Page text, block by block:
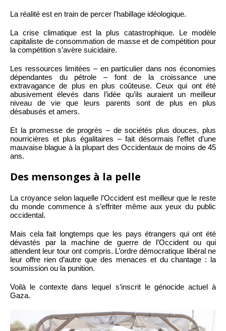
La réalité est en train de percer l’habillage idéologique.
La crise climatique est la plus catastrophique. Le modèle
capitaliste de consommation de masse et de compétition pour
la compétition s’avère suicidaire.
Les ressources limitées – en particulier dans nos économies
dépendantes du pétrole – font de la croissance une
extravagance de plus en plus coûteuse. Ceux qui ont été
abusivement élevés dans l’idée qu’ils auraient un meilleur
niveau de vie que leurs parents sont de plus en plus
désabusés et amers.
Et la promesse de progrès – de sociétés plus douces, plus
nourricières et plus égalitaires – fait désormais l’effet d’une
mauvaise blague à la plupart des Occidentaux de moins de 45
ans.
Des mensonges à la pelle
La croyance selon laquelle l’Occident est meilleur que le reste
du monde commence à s’effriter même aux yeux du public
occidental.
Mais cela fait longtemps que les pays étrangers qui ont été
dévastés par la machine de guerre de l’Occident ou qui
attendent leur tour ont compris. L’ordre démocratique libéral ne
leur offre rien d’autre que des menaces et du chantage : la
soumission ou la punition.
Voilà le contexte dans lequel s’inscrit le génocide actuel à
Gaza.